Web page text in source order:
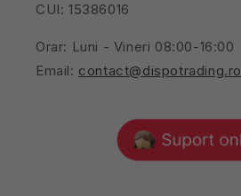
CUI: 15386016
Orar: Luni - Vineri 08:00-16:00
Email: contact@dispotrading.ro